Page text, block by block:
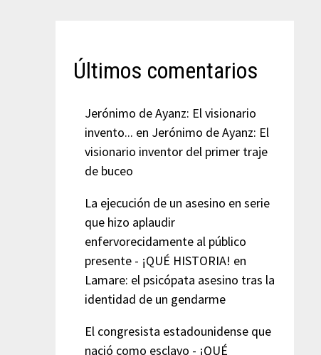
Últimos comentarios
Jerónimo de Ayanz: El visionario
invento... en Jerónimo de Ayanz: El
visionario inventor del primer traje
de buceo
La ejecución de un asesino en serie
que hizo aplaudir
enfervorecidamente al público
presente - ¡QUÉ HISTORIA! en
Lamare: el psicópata asesino tras la
identidad de un gendarme
El congresista estadounidense que
nació como esclavo - ¡QUÉ